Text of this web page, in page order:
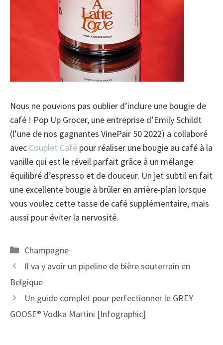
Nous ne pouvions pas oublier d’inclure une bougie de
café ! Pop Up Grocer, une entreprise d’Emily Schildt
(l’une de nos gagnantes VinePair 50 2022) a collaboré
avec Couplet Café pour réaliser une bougie au café à la
vanille qui est le réveil parfait grâce à un mélange
équilibré d’espresso et de douceur. Un jet subtil en fait
une excellente bougie à brûler en arrière-plan lorsque
vous voulez cette tasse de café supplémentaire, mais
aussi pour éviter la nervosité.
Catégories
Champagne
Navigation
des
Il va y avoir un pipeline de bière souterrain en
Belgique
Un guide complet pour perfectionner le GREY
GOOSE® Vodka Martini [Infographic]